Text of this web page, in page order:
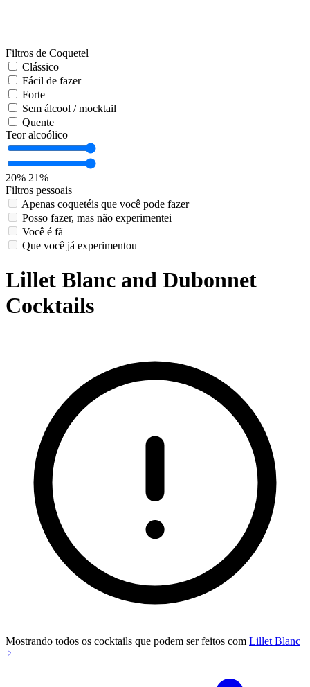
Filtros de Coquetel
Clássico
Fácil de fazer
Forte
Sem álcool / mocktail
Quente
Teor alcoólico
20% 21%
Filtros pessoais
Apenas coquetéis que você pode fazer
Posso fazer, mas não experimentei
Você é fã
Que você já experimentou
Lillet Blanc and Dubonnet
Cocktails
Mostrando todos os cocktails que podem ser feitos com Lillet Blanc